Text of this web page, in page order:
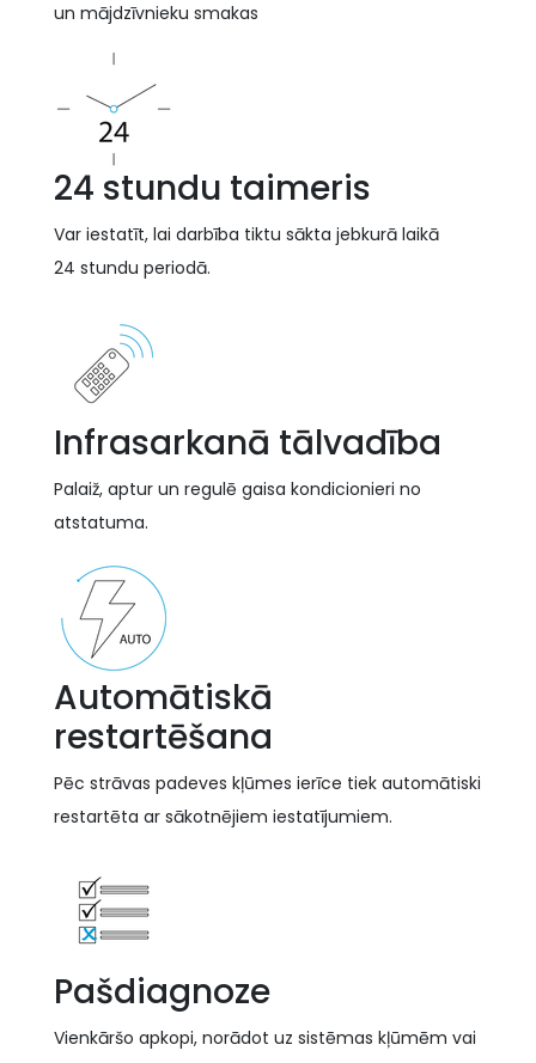
un mājdzīvnieku smakas
24 stundu taimeris
Var iestatīt, lai darbība tiktu sākta jebkurā laikā
24 stundu periodā.
Infrasarkanā tālvadība
Palaiž, aptur un regulē gaisa kondicionieri no
atstatuma.
Automātiskā
restartēšana
Pēc strāvas padeves kļūmes ierīce tiek automātiski
restartēta ar sākotnējiem iestatījumiem.
Pašdiagnoze
Vienkāršo apkopi, norādot uz sistēmas kļūmēm vai